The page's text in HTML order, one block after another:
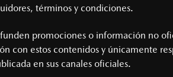
términos y condiciones.
promociones o información no
con estos contenidos y únicamente
en sus canales oficiales.
nosotros para obtener más información
tu nuevo Mazda.